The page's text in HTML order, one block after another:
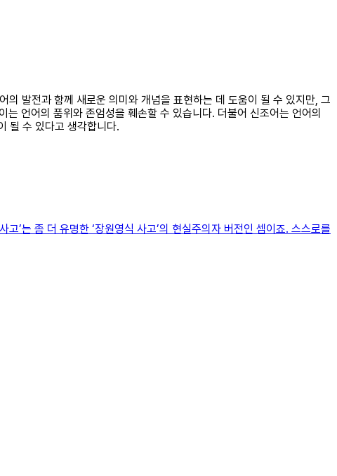
의 발전과 함께 새로운 의미와 개념을 표현하는 데 도움이 될 수 있지만, 그
언어의 품위와 존엄성을 훼손할 수 있습니다. 더불어 신조어는 언어의
될 수 있다고 생각합니다.
’는 좀 더 유명한 ‘장원영식 사고’의 현실주의자 버전인 셈이죠. 스스로를